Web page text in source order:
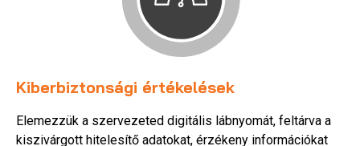
Kiberbiztonsági értékelések
Elemezzük a szervezeted digitális lábnyomát, feltárva a
kiszivárgott hitelesítő adatokat, érzékeny információkat